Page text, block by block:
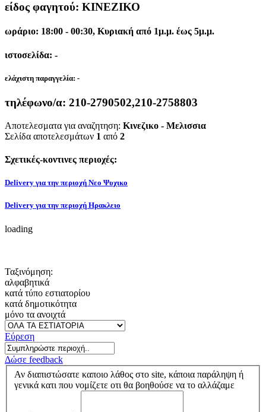
είδος φαγητού: ΚΙΝΕΖΙΚΟ
ωράριο: 18:00 - 00:30, Κυριακή από 1μ.μ. έως 5μ.μ.
ιστοσελίδα: -
ελάχιστη παραγγελία: -
τηλέφωνο/α: 210-2790502,210-2758803
Αποτελεσματα για αναζητηση: Κινεζικο - Μελισσια
Σελίδα αποτελεσμάτων 1 από 2
Σχετικές-κοντινες περιοχές:
Delivery για την περιοχή Νεο Ψυχικο
Delivery για την περιοχή Ηρακλειο
loading
Ταξινόμηση:
αλφαβητικά
κατά τύπο εστιατορίου
κατά δημοτικότητα
μόνο τα ανοιχτά
Εύρεση
Δώσε feedback
Αν διαπιστώσατε καποιο λάθος στο site, κάποια παράληψη ή
γενικά κατι που νομίζετε οτι θα βοηθούσε να το αλλάζαμε